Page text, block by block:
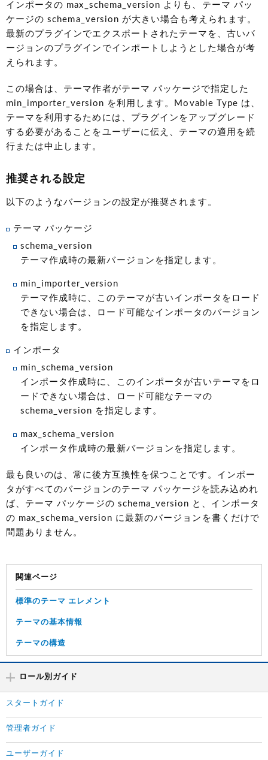
インポータの max_schema_version よりも、テーマ パッ
ケージの schema_version が大きい場合も考えられます。
最新のプラグインでエクスポートされたテーマを、古いバ
ージョンのプラグインでインポートしようとした場合が考
えられます。
この場合は、テーマ作者がテーマ パッケージで指定した
min_importer_version を利用します。Movable Type は、
テーマを利用するためには、プラグインをアップグレード
する必要があることをユーザーに伝え、テーマの適用を続
行または中止します。
推奨される設定
以下のようなバージョンの設定が推奨されます。
テーマ パッケージ
schema_version
テーマ作成時の最新バージョンを指定します。
min_importer_version
テーマ作成時に、このテーマが古いインポータをロード
できない場合は、ロード可能なインポータのバージョン
を指定します。
インポータ
min_schema_version
インポータ作成時に、このインポータが古いテーマをロ
ードできない場合は、ロード可能なテーマの
schema_version を指定します。
max_schema_version
インポータ作成時の最新バージョンを指定します。
最も良いのは、常に後方互換性を保つことです。インポー
タがすべてのバージョンのテーマ パッケージを読み込めれ
ば、テーマ パッケージの schema_version と、インポータ
の max_schema_version に最新のバージョンを書くだけで
問題ありません。
関連ページ
標準のテーマ エレメント
テーマの基本情報
テーマの構造
ロール別ガイド
スタートガイド
管理者ガイド
ユーザーガイド